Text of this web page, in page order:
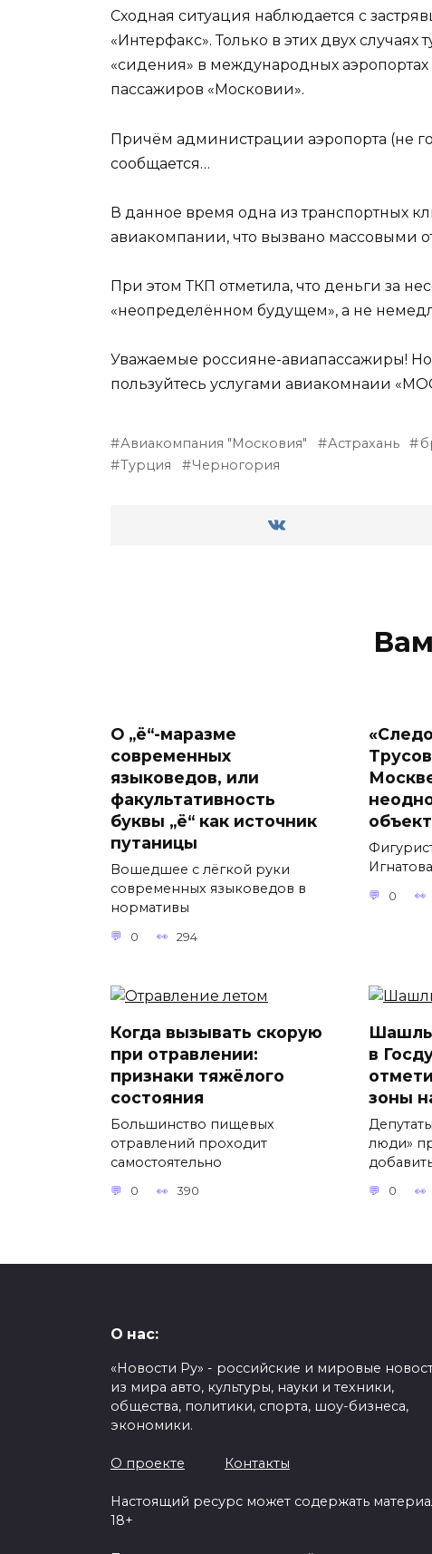
Сходная ситуация наблюдается с
«Интерфакс». Только в этих двух
«сидения» в международных аэропортах
пассажиров «Московии».
Причём администрации аэропорта (не
сообщается…
В данное время одна из транспортных
авиакомпании, что вызвано массовыми
При этом ТКП отметила, что деньги за
«неопределённом будущем», а не
Уважаемые россияне-авиапассажиры!
пользуйтесь услугами авиакомнаии
Авиакомпания "Московия" Астрахань
Турция
Черногория
О „ё“-маразме
современных
языковедов, или
факультативность
буквы „ё“ как источник
путаницы
Вошедшее с лёгкой руки
современных языковедов в
нормативы
0 294
объект
0
Когда вызывать скорую
при отравлении:
признаки тяжёлого
состояния
Большинство пищевых
отравлений проходит
самостоятельно
0 390
в
зоны
люди»
0
О нас:
«Новости Ру» - российские и мировые
из мира авто, культуры, науки и техники,
общества, политики, спорта, шоу-бизнеса,
экономики.
О проекте Контакты
Настоящий ресурс может содержать
18+